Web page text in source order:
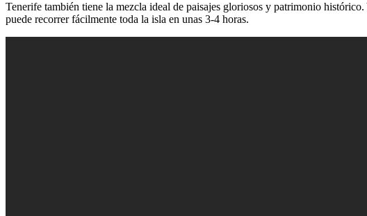
Tenerife también tiene la mezcla ideal de paisajes gloriosos y patrimonio
puede recorrer fácilmente toda la isla en unas 3-4 horas.